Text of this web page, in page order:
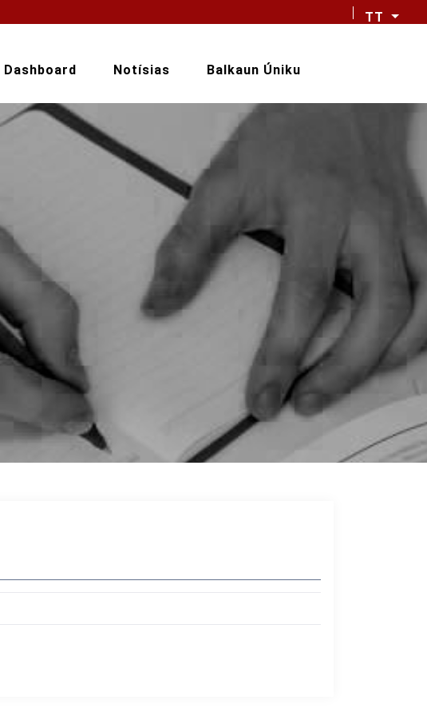
TT
Dashboard Notísias Balkaun Úniku